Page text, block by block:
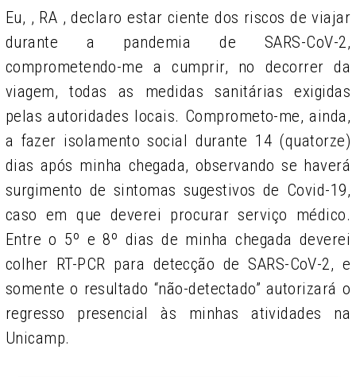
Eu, , RA , declaro estar ciente dos riscos de viajar
durante a pandemia de SARS-CoV-2,
comprometendo-me a cumprir, no decorrer da
viagem, todas as medidas sanitárias exigidas
pelas autoridades locais. Comprometo-me, ainda,
a fazer isolamento social durante 14 (quatorze)
dias após minha chegada, observando se haverá
surgimento de sintomas sugestivos de Covid-19,
caso em que deverei procurar serviço médico.
Entre o 5º e 8º dias de minha chegada deverei
colher RT-PCR para detecção de SARS-CoV-2, e
somente o resultado “não-detectado” autorizará o
regresso presencial às minhas atividades na
Unicamp.